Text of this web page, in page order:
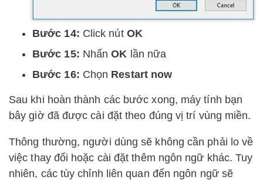
Bước 14: Click nút OK
Bước 15: NhấnOK lần nữa
Bước 16: Chọn Restart now
Sau khi hoàn thành các bước xong, máy tính bạn
bây giờ đã được cài đặt theo đúng vị trí vùng miền.
Thông thường, người dùng sẽ không cần phải lo về
việc thay đổi hoặc cài đặt thêm ngôn ngữ khác. Tuy
nhiên, các tùy chỉnh liên quan đến ngôn ngữ sẽ